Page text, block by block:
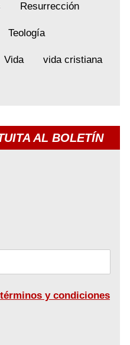
Resurrección
Teología
Vida vida cristiana
AL BOLETÍN
términos y condiciones